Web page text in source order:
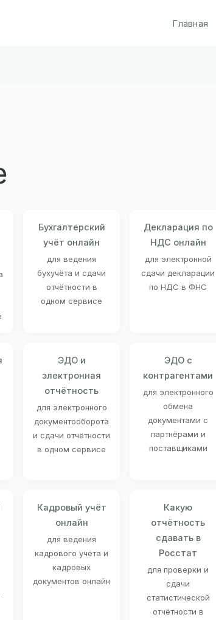
Главная
Бухгалтерский
учёт онлайн
для ведения
бухучёта и сдачи
отчётности в
одном сервисе
Декларация по
НДС онлайн
для электронной
сдачи декларации
по НДС в ФНС
ЭДО и
электронная
отчётность
для электронного
документооборота
и сдачи отчётности
в одном сервисе
ЭДО с
контрагентами
для электронного
обмена
документами с
партнёрами и
поставщиками
Кадровый учёт
онлайн
для ведения
кадрового учёта и
кадровых
документов онлайн
Какую
отчётность
сдавать в
Росстат
для проверки и
сдачи
статистической
отчётности в